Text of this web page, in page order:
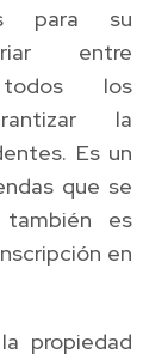
para su
entre
todos los
la
Es un
que se
es
en
propiedad